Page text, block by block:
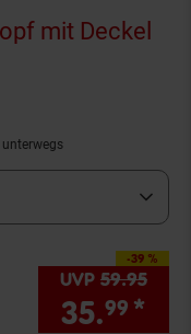
mit Deckel
unterwegs
-39 %
Sie Sparen 39
UVP 59.95
35.99 *